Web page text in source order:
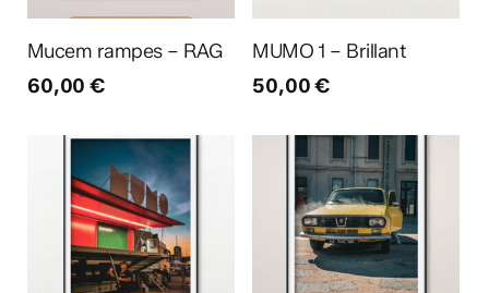
Ajouter au panier
Mucem rampes – RAG
60,00€
Ajouter au panier
MUMO 1 – Brillant
50,00€